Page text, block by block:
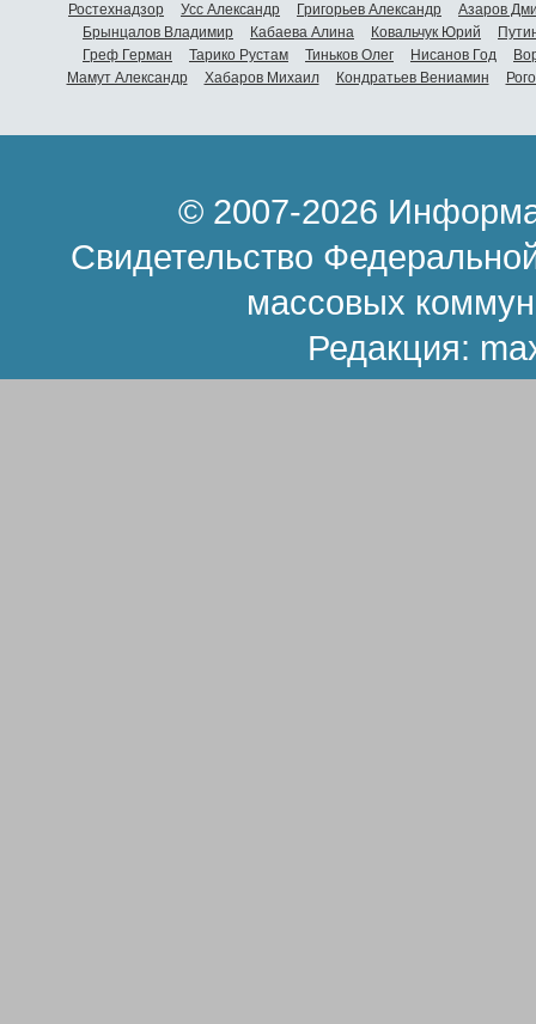
Ростехнадзор
Усс Александр Григорьев Александр
Азаров
Брынцалов Владимир
Кабаева Алина Ковальчук Юрий
Греф Герман
Тарико Рустам Тиньков Олег Нисанов Год
Мамут Александр
Хабаров Михаил Кондратьев Вениамин
© 2007-2026
Свидетельство
массовых
Редакция: